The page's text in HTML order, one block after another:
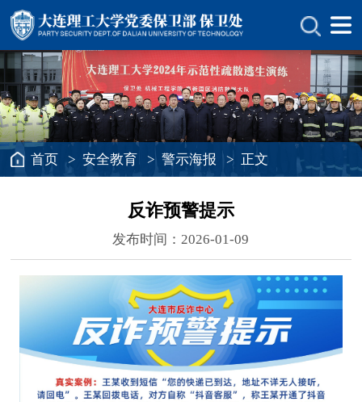
首页 >安全教育 >警示海报 > 正文
反诈预警提示
发布时间：2026-01-09